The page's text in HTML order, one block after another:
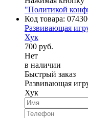
"Политикой
Код товара:
Развивающая
Хук
700 руб.
Нет
в наличии
Быстрый заказ
Развивающая
Хук